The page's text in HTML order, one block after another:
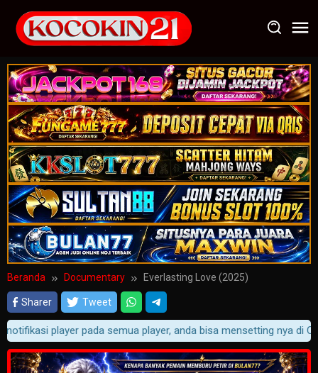
konten
Beranda Documentary Everlasting Love (2025)
Sharer Tweet
player pada semua player, anda bisa mensetting nya di